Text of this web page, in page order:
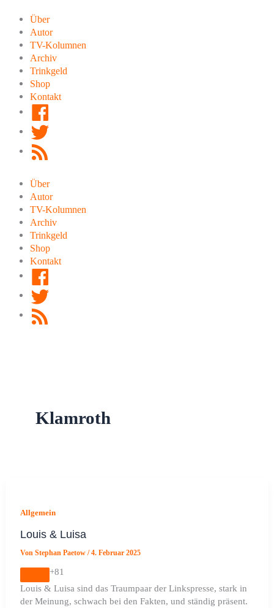
Inhalt
springen
Über
Autor
TV-Kolumnen
Archiv
Trinkgeld
Shop
Kontakt
Über
Autor
TV-Kolumnen
Archiv
Trinkgeld
Shop
Kontakt
Klamroth
Allgemein
Louis & Luisa
VonStephan Paetow/4. Februar 2025
+81
Louis & Luisa sind das Traumpaar der Linkspresse, stark in
der Meinung, schwach bei den Fakten, und ständig präsent.